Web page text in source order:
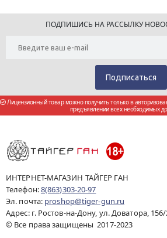
ПОДПИШИСЬ НА РАССЫЛКУ
Лицензионный товар можно получить только в
предъявлении всех необходимых
ИНТЕРНЕТ-МАГАЗИН ТАЙГЕР ГАН
Телефон:8(863)303-20-97
Эл. почта: proshop@tiger-gun.ru
Адрес: г. Ростов-на-Дону, ул. Доватора,
© Все права защищены 2017-2023